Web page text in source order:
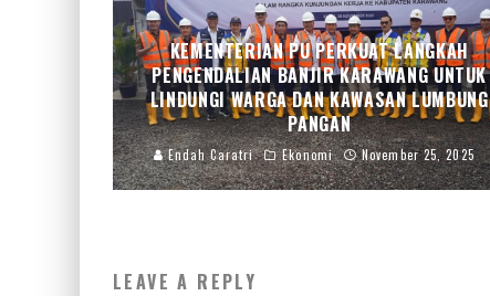
KEMENTERIAN PU PERKUAT LANGKAH
PENGENDALIAN BANJIR KARAWANG UNTUK
LINDUNGI WARGA DAN KAWASAN LUMBUNG
PANGAN
Endah Caratri Ekonomi November 25, 2025
LEAVE A REPLY